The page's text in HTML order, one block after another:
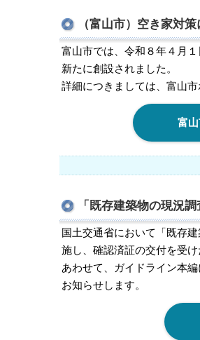
（富山市）空き家対
富山市では、令和８年４月
新たに創設されました。
詳細につきましては、富山
富
「既存建築物の現況
国土交通省において「既存
施し、確認済証の交付を受
あわせて、ガイドライン本
お知らせします。